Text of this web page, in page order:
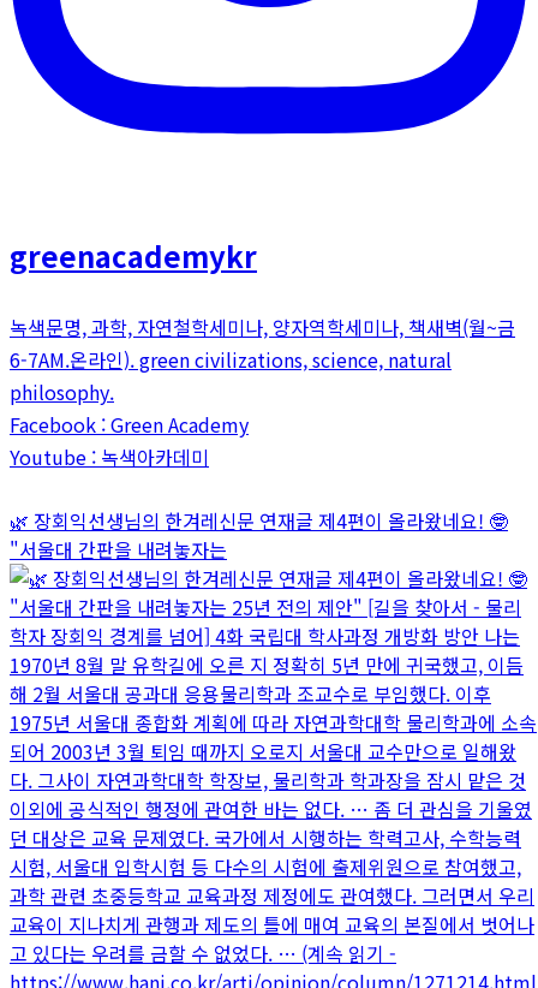
greenacademykr
녹색문명, 과학, 자연철학세미나, 양자역학세미나, 책새벽(월~금
6-7AM.온라인). green civilizations, science, natural
philosophy.
Facebook : Green Academy
Youtube : 녹색아카데미
🌿 장회익선생님의 한겨레신문 연재글 제4편이 올라왔네요! 🤓
"서울대 간판을 내려놓자는